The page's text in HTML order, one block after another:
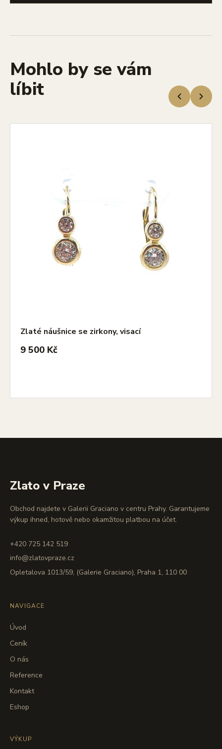
Mohlo by se vám
líbit
Zlaté náušnice se zirkony, visací
9 500 Kč
Zlato v Praze
Obchod najdete v Galerii Graciano v centru Prahy. Garantujeme
výkup ihned, hotově nebo okamžitou platbou na účet.
+420 725 142 519
info@zlatovpraze.cz
Opletalova 1013/59, (Galerie Graciano), Praha 1, 110 00
NAVIGACE
Úvod
Ceník
O nás
Reference
Kontakt
Eshop
VÝKUP